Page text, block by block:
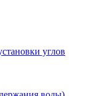
углов